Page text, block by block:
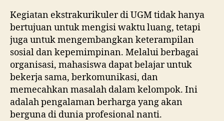
Kegiatan ekstrakurikuler di UGM tidak hanya
bertujuan untuk mengisi waktu luang, tetapi
juga untuk mengembangkan keterampilan
sosial dan kepemimpinan. Melalui berbagai
organisasi, mahasiswa dapat belajar untuk
bekerja sama, berkomunikasi, dan
memecahkan masalah dalam kelompok. Ini
adalah pengalaman berharga yang akan
berguna di dunia profesional nanti.